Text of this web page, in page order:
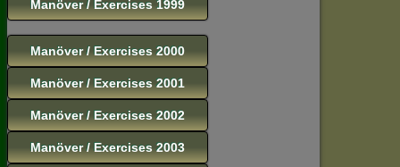
Manöver / Exercises 1999
Manöver / Exercises 2000
Manöver / Exercises 2001
Manöver / Exercises 2002
Manöver / Exercises 2003